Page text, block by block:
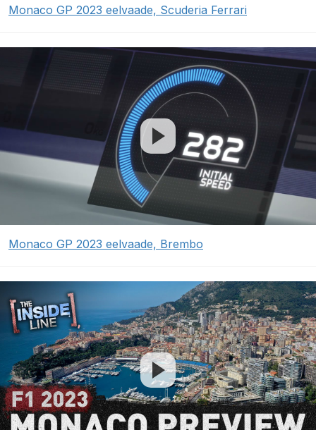
Monaco GP 2023 eelvaade, Scuderia Ferrari
Monaco GP 2023 eelvaade, Brembo